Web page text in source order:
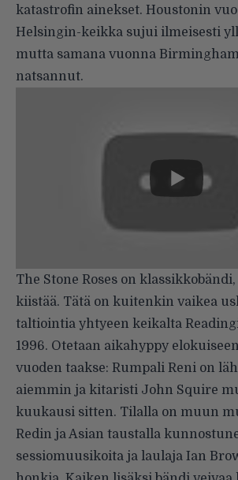
katastrofin ainekset. Houstonin
Helsingin-keikka sujui ilmeisesti
mutta samana vuonna
natsannut.
The Stone Roses on
kiistää. Tätä on kuitenkin vaikea
taltiointia yhtyeen keikalta
1996. Otetaan aikahyppy
vuoden taakse: Rumpali Reni on
aiemmin ja kitaristi John Squire
kuukausi sitten. Tilalla on muun
Redin ja Asian taustalla
sessiomuusikoita ja laulaja Ian